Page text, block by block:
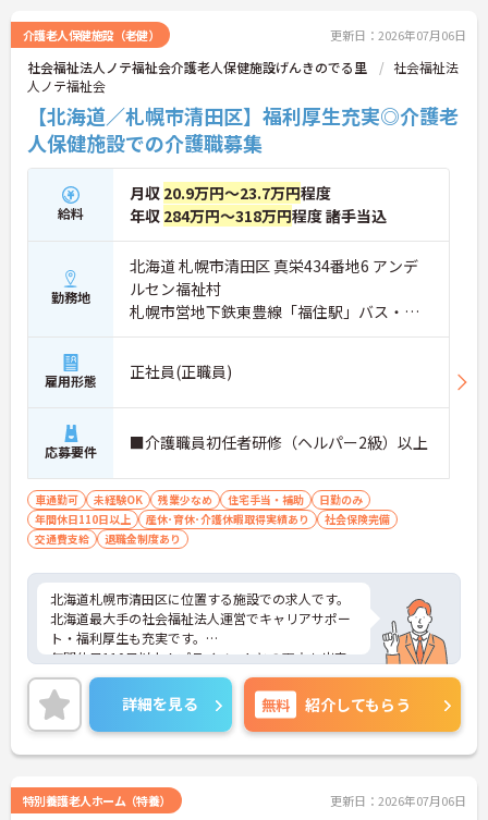
介護老人保健施設（老健） 更新日：2026年07月06日
社会福祉法人ノテ福祉会介護老人保健施設げんきのでる里
社会福祉法
人ノテ福祉会
【北海道／札幌市清田区】福利厚生充実◎介護老
人保健施設での介護職募集
給料
月収 20.9万円～23.7万円程度
年収 284万円～318万円程度 諸手当込
勤務地
北海道 札幌市清田区 真栄434番地6 アンデ
ルセン福祉村
札幌市営地下鉄東豊線「福住駅」バス・車1
5分
雇用形態 正社員(正職員)
応募要件 ■介護職員初任者研修（ヘルパー2級）以上
車通勤可 未経験OK 残業少なめ 住宅手当・補助
日勤のみ
年間休日110日以上
産休･育休･介護休暇取得実績あり
社会保険完備
交通費支給
退職金制度あり
北海道札幌市清田区に位置する施設での求人です。
北海道最大手の社会福祉法人運営でキャリアサポー
ト・福利厚生も充実です。
年間休日110日以上！プライベートとの両立も出来
ます。
ご興味ある方は、お気軽にお問い合わせください。
詳細を見る 無料 紹介してもらう
特別養護老人ホーム（特養） 更新日：2026年07月06日